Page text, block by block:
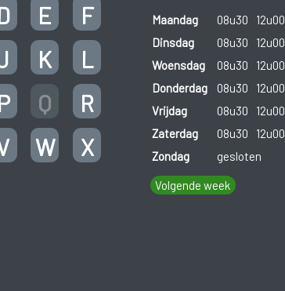
E
F
K
L
Q
R
W
X
Maandag 08u30 12u00
Dinsdag
08u30 12u00
Woensdag
08u30 12u00
Donderdag
08u30 12u00
Vrijdag
08u30 12u00
Zaterdag
08u30
12u00
Zondag
gesloten
Volgende week